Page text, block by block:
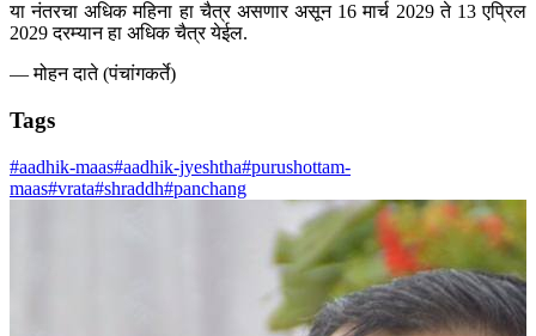
या नंतरचा अधिक महिना हा चैत्र असणार असून 16 मार्च 2029 ते 13 एप्रिल
2029 दरम्यान हा अधिक चैत्र येईल.
— मोहन दाते (पंचांगकर्ते)
Tags
#aadhik-maas#aadhik-jyeshtha#purushottam-
maas#vrata#shraddh#panchang